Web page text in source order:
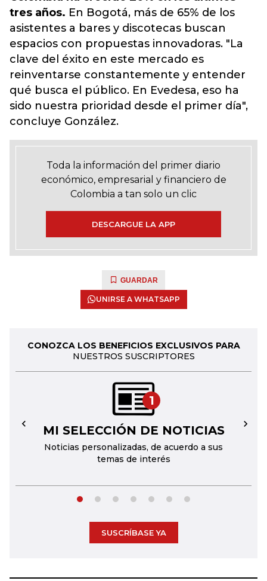
tres años. En Bogotá, más de 65% de los
asistentes a bares y discotecas buscan
espacios con propuestas innovadoras. "La
clave del éxito en este mercado es
reinventarse constantemente y entender
qué busca el público. En Evedesa, eso ha
sido nuestra prioridad desde el primer día",
concluye González.
Toda la información del primer diario
económico, empresarial y financiero de
Colombia a tan solo un clic
DESCARGUE LA APP
GUARDAR
UNIRSE A WHATSAPP
CONOZCA LOS BENEFICIOS EXCLUSIVOS PARA
NUESTROS SUSCRIPTORES
1
MI SELECCIÓN DE NOTICIAS
Noticias personalizadas, de acuerdo a sus
temas de interés
← →
SUSCRÍBASE YA